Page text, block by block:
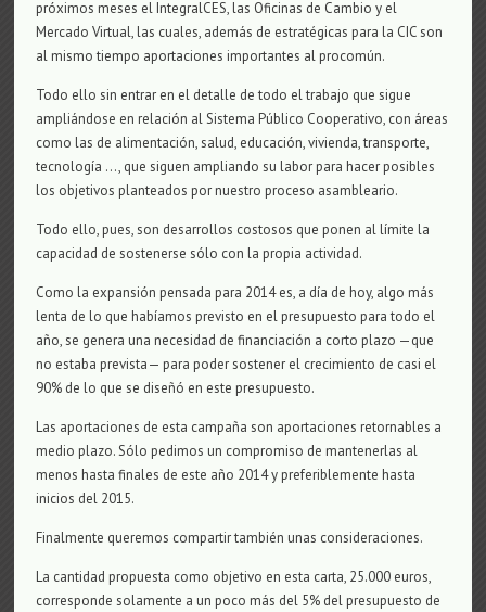
próximos meses el IntegralCES, las Oficinas de Cambio y el
Mercado Virtual, las cuales, además de estratégicas para la CIC son
al mismo tiempo aportaciones importantes al procomún.
Todo ello sin entrar en el detalle de todo el trabajo que sigue
ampliándose en relación al Sistema Público Cooperativo, con áreas
como las de alimentación, salud, educación, vivienda, transporte,
tecnología …, que siguen ampliando su labor para hacer posibles
los objetivos planteados por nuestro proceso asambleario.
Todo ello, pues, son desarrollos costosos que ponen al límite la
capacidad de sostenerse sólo con la propia actividad.
Como la expansión pensada para 2014 es, a día de hoy, algo más
lenta de lo que habíamos previsto en el presupuesto para todo el
año, se genera una necesidad de financiación a corto plazo —que
no estaba prevista— para poder sostener el crecimiento de casi el
90% de lo que se diseñó en este presupuesto.
Las aportaciones de esta campaña son aportaciones retornables a
medio plazo. Sólo pedimos un compromiso de mantenerlas al
menos hasta finales de este año 2014 y preferiblemente hasta
inicios del 2015.
Finalmente queremos compartir también unas consideraciones.
La cantidad propuesta como objetivo en esta carta, 25.000 euros,
corresponde solamente a un poco más del 5% del presupuesto de